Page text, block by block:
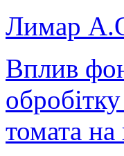
Лимар
Вплив
томата